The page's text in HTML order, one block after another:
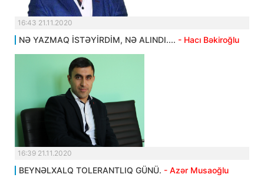
16:43 21.11.2020
NƏ YAZMAQ İSTƏYİRDİM, NƏ ALINDI.... - Hacı Bəkiroğlu
16:39 21.11.2020
BEYNƏLXALQ TOLERANTLIQ GÜNÜ. - Azər Musaoğlu